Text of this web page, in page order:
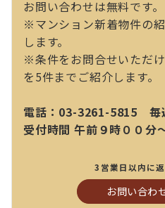
お問い合わせは無料です。
※マンション新着物件の
します。
※条件をお問合せいただ
を5件までご紹介します。
電話：03-3261-5815 毎
受付時間 午前９時００分
3営業日以内に
お問い合わ